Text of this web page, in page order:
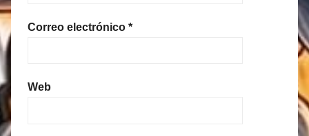
Correo electrónico *
Web